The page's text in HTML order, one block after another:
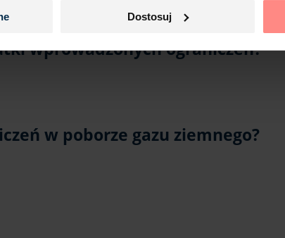
Dostosuj
wprowadzonych ograniczeń?
w poborze gazu ziemnego?